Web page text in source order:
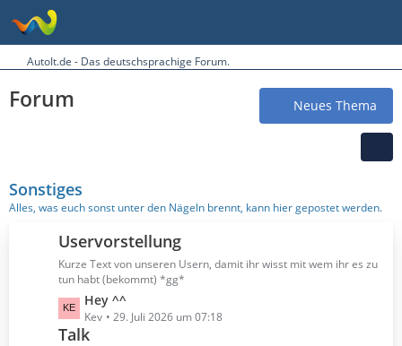
AutoIt.de - Das deutschsprachige Forum.
Forum Neues Thema
Sonstiges
Alles, was euch sonst unter den Nägeln brennt, kann hier gepostet werden.
Uservorstellung
Kurze Text von unseren Usern, damit ihr wisst mit wem ihr es zu
tun habt (bekommt) *gg*
L
e
t
Hey ^^
Kev 29. Juli 2026 um 07:18
Talk